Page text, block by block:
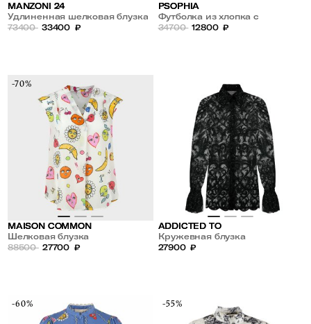
MANZONI 24
Удлиненная шелковая блузка
73400 33400 ₽
PSOPHIA
Футболка из хлопка с
расклешенными рукавами
34700 12800 ₽
-70%
MAISON COMMON
Шелковая блузка
88500 27700 ₽
ADDICTED TO
Кружевная блузка
27900 ₽
-60% -55%